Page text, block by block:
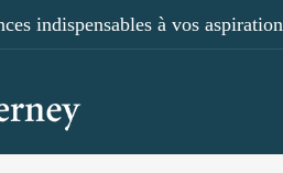
indispensables à vos